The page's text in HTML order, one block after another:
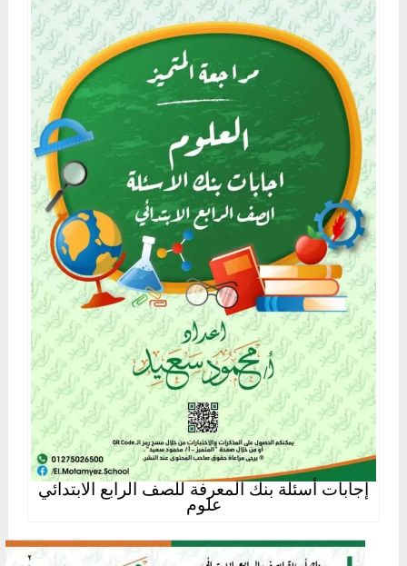
إجابات أسئلة بنك المعرفة للصف الرابع الابتدائي
علوم